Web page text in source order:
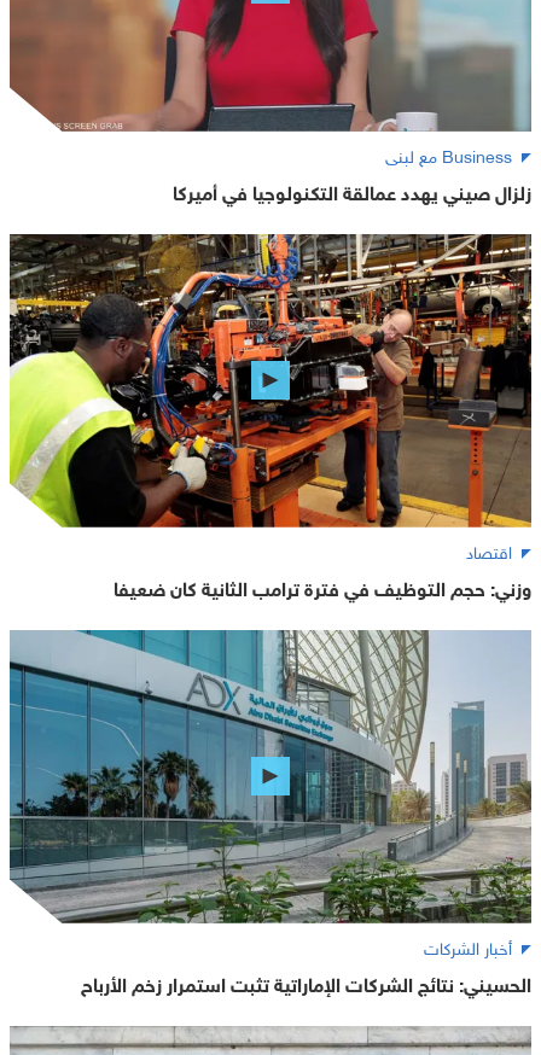
Business مع لبنى
زلزال صيني يهدد عمالقة التكنولوجيا في أميركا
اقتصاد
وزني: حجم التوظيف في فترة ترامب الثانية كان ضعيفا
أخبار الشركات
الحسيني: نتائج الشركات الإماراتية تثبت استمرار زخم الأرباح